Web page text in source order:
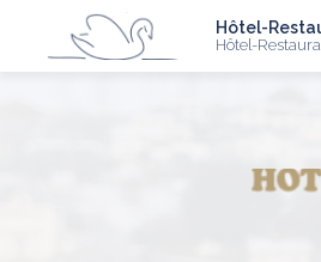
contenu
Hôtel-
Hôtel-